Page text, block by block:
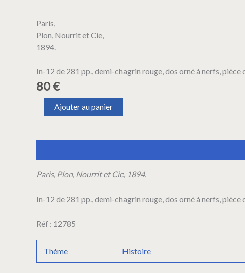
Paris,
Plon, Nourrit et Cie,
1894.
In-12 de 281 pp., demi-chagrin rouge, dos orné à nerfs,
80€
Les
militaires
sous
et
D'après
documents
inédits
des
Ajouter au panier
Paris, Plon, Nourrit et Cie, 1894.
In-12 de 281 pp., demi-chagrin rouge, dos orné à nerfs, pièce
Réf : 12785
Thème Histoire